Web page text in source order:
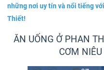
những nơi uy tín và nổi tiếng
Thiết!
ĂN UỐNG Ở PHAN
CƠM